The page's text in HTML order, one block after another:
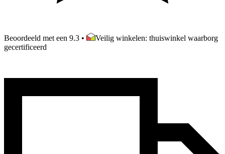
Beoordeeld met een 9.3 •
Veilig winkelen: thuiswinkel waarborg
gecertificeerd